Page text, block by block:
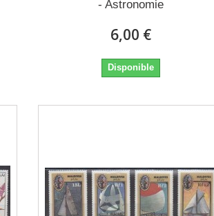
- Astronomie
6,00 €
Disponible